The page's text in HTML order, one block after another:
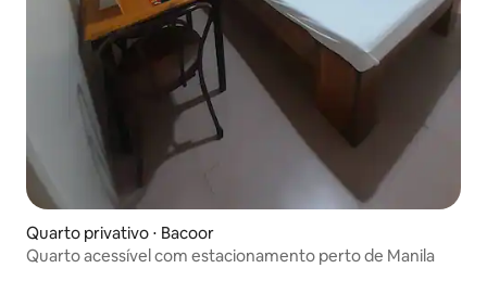
Quarto privativo ⋅ Bacoor
Quarto acessível com estacionamento perto de Manila